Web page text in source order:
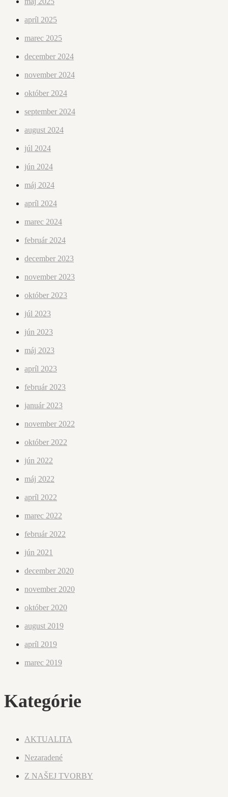
apríl 2025
marec 2025
december 2024
november 2024
október 2024
september 2024
august 2024
júl 2024
jún 2024
máj 2024
apríl 2024
marec 2024
február 2024
december 2023
november 2023
október 2023
júl 2023
jún 2023
máj 2023
apríl 2023
február 2023
január 2023
november 2022
október 2022
jún 2022
máj 2022
apríl 2022
marec 2022
február 2022
jún 2021
december 2020
november 2020
október 2020
august 2019
apríl 2019
marec 2019
Kategórie
AKTUALITA
Nezaradené
Z NAŠEJ TVORBY